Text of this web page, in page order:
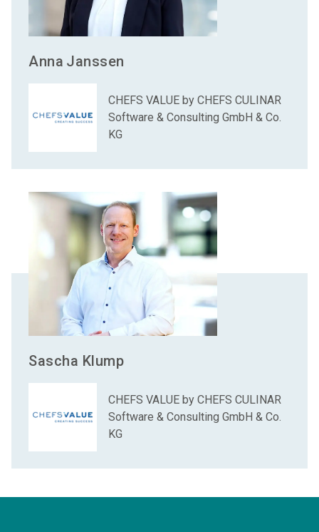
Anna Janssen
CHEFS VALUE by CHEFS CULINAR
Software & Consulting GmbH & Co.
KG
Sascha Klump
CHEFS VALUE by CHEFS CULINAR
Software & Consulting GmbH & Co.
KG